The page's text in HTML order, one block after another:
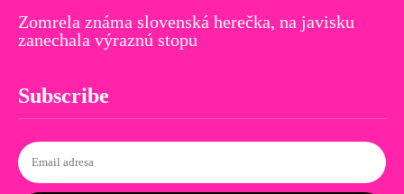
Zomrela známa slovenská herečka, na javisku
zanechala výraznú stopu
Subscribe